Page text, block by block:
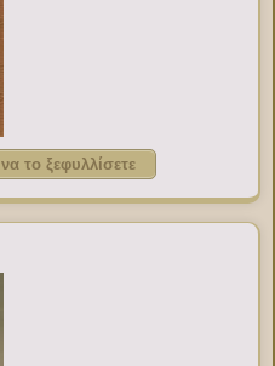
το ξεφυλλίσετε